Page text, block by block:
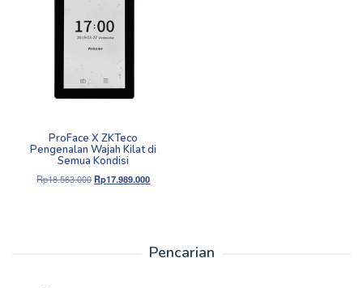
ProFace X ZKTeco
Pengenalan Wajah Kilat di
Semua Kondisi
Rp18.563.000Harga
Rp17.989.000Harga
Pencarian